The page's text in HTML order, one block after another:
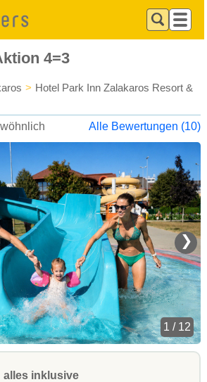
4=3
> Hotel Park Inn Zalakaros Resort &
Alle Bewertungen (10)
❯
1 / 12
alles inklusive